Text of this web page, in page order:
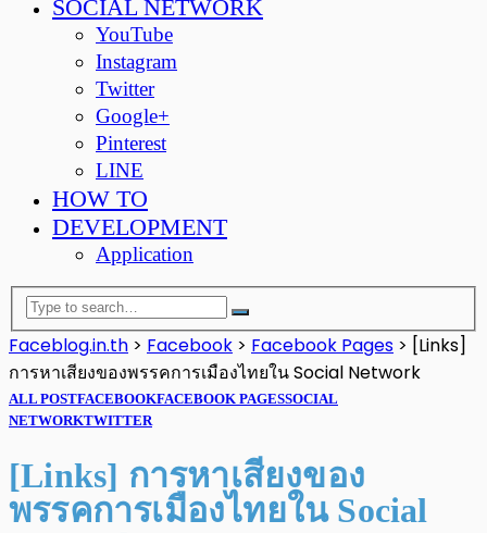
SOCIAL NETWORK
YouTube
Instagram
Twitter
Google+
Pinterest
LINE
HOW TO
DEVELOPMENT
Application
Faceblog.in.th > Facebook > Facebook Pages > [Links]
การหาเสียงของพรรคการเมืองไทยใน Social Network
ALL POSTFACEBOOKFACEBOOK PAGESSOCIAL
NETWORKTWITTER
[Links] การหาเสียงของ
พรรคการเมืองไทยใน Social